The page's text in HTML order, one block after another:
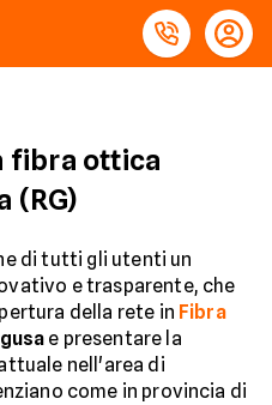
fibra ottica
(RG)
di tutti gli utenti un
e trasparente, che
della rete in Fibra
e presentare la
nell'area di
come in provincia di